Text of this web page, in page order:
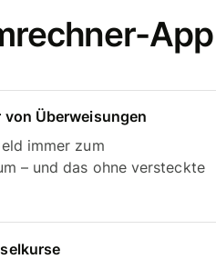
App
Überweisungen
immer zum
– und das ohne versteckte